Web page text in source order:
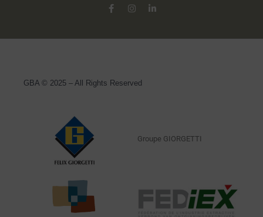
GBA © 2025 – All Rights Reserved
Groupe GIORGETTI